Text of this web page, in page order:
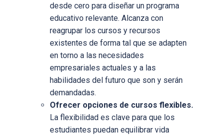
desde cero para diseñar un programa
educativo relevante. Alcanza con
reagrupar los cursos y recursos
existentes de forma tal que se adapten
en torno a las necesidades
empresariales actuales y a las
habilidades del futuro que son y serán
demandadas.
Ofrecer opciones de cursos flexibles.
La flexibilidad es clave para que los
estudiantes puedan equilibrar vida